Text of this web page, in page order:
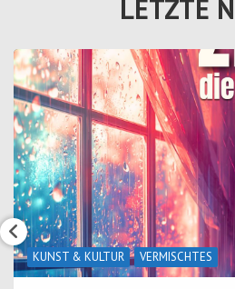
LETZTE
KUNST & KULTUR VERMISCHTES